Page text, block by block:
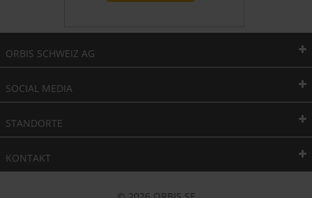
ORBIS SCHWEIZ AG
SOCIAL MEDIA
STANDORTE
KONTAKT